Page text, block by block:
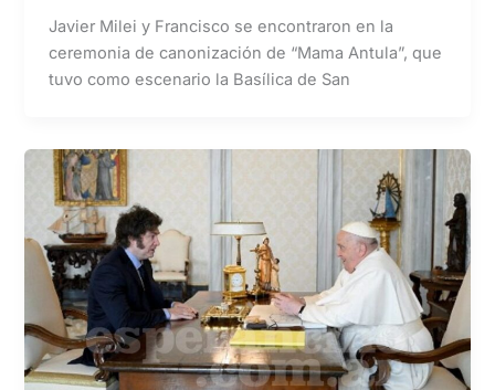
Javier Milei y Francisco se encontraron en la
ceremonia de canonización de “Mama Antula”, que
tuvo como escenario la Basílica de San